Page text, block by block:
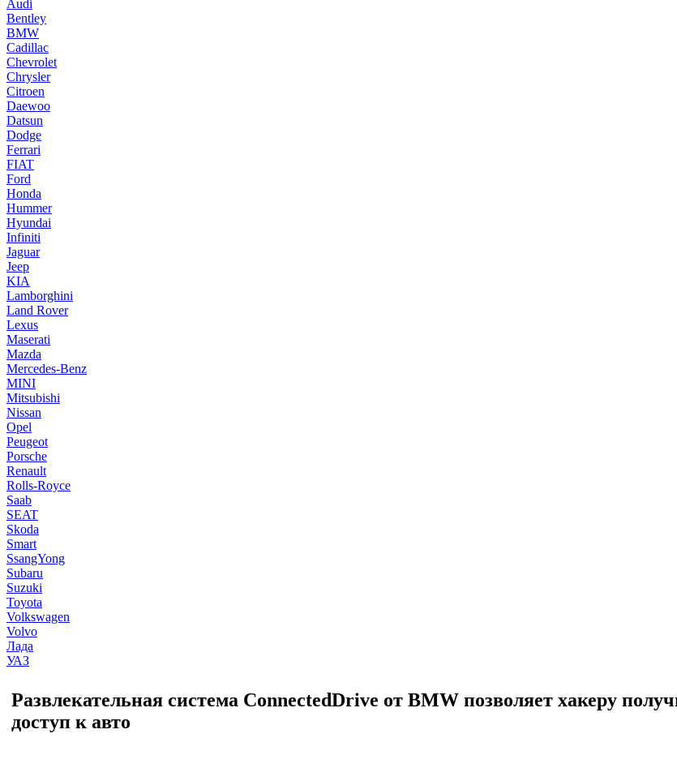
Audi
Bentley
BMW
Cadillac
Chevrolet
Chrysler
Citroen
Daewoo
Datsun
Dodge
Ferrari
FIAT
Ford
Honda
Hummer
Hyundai
Infiniti
Jaguar
Jeep
KIA
Lamborghini
Land Rover
Lexus
Maserati
Mazda
Mercedes-Benz
MINI
Mitsubishi
Nissan
Opel
Peugeot
Porsche
Renault
Rolls-Royce
Saab
SEAT
Skoda
Smart
SsangYong
Subaru
Suzuki
Toyota
Volkswagen
Volvo
Лада
УАЗ
Развлекательная система ConnectedDrive от BMW позволяет хакеру
доступ к авто